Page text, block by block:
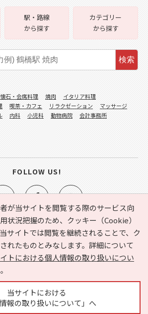
が当サイトを閲覧する際のサービス向
状況把握のため、クッキー（Cookie）
サイトでは閲覧を継続されることで、ク
れたものとみなします。詳細について
イトにおける個人情報の取り扱いについ
当サイトにおける
情報の取り扱いについて」へ
タ）とは？ お気に入り
ヘルプ
情報の取り扱いについて
運営会社
広告掲載に関するお問い合わせ
駅・路線
から探す
カテゴリー
から探す
検索
懐石・会席料理 焼肉
イタリア料理
喫茶・カフェ リラクゼーション
マッサージ
内科 小児科 動物病院
会計事務所
FOLLOW US!